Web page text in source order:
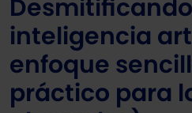
inteligencia
enfoque
práctico para